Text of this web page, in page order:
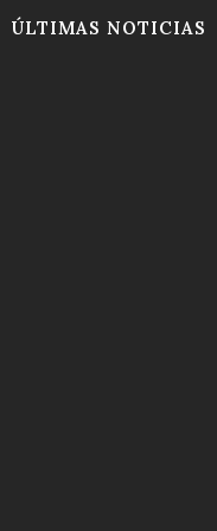
ÚLTIMAS NOTICIAS